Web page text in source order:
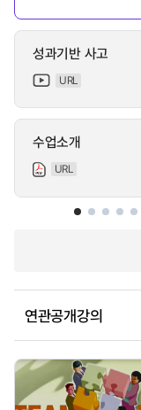
성과기반 사고
URL
수업소개
URL
연관공개강의